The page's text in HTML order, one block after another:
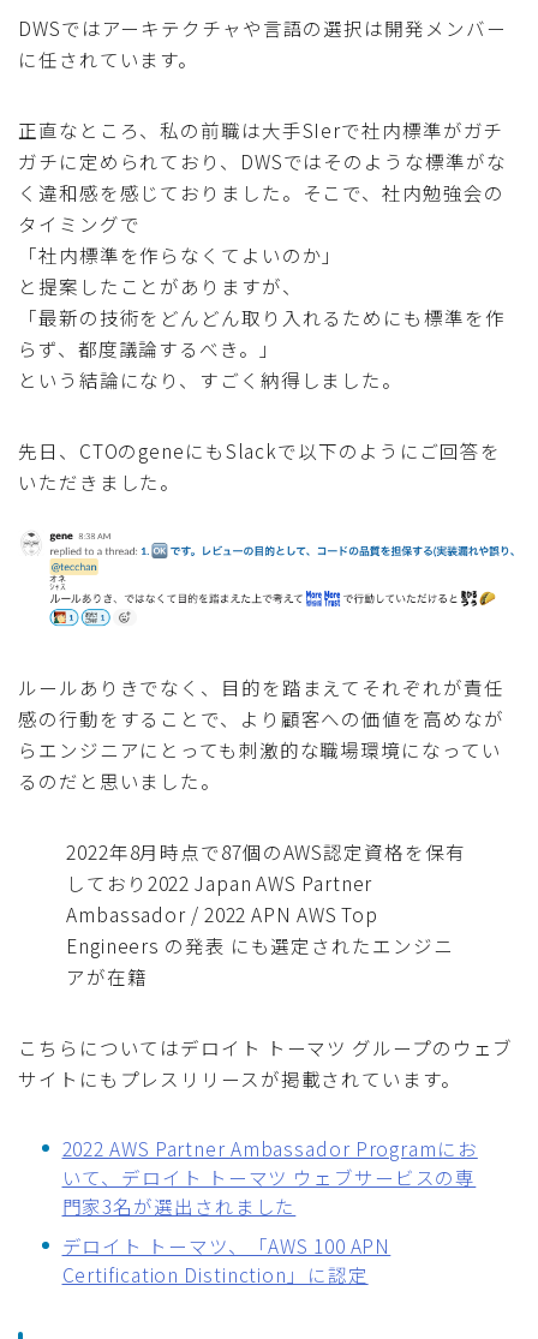
DWSではアーキテクチャや言語の選択は開発メンバー
に任されています。
正直なところ、私の前職は大手SIerで社内標準がガチ
ガチに定められており、DWSではそのような標準がな
く違和感を感じておりました。そこで、社内勉強会の
タイミングで
「社内標準を作らなくてよいのか」
と提案したことがありますが、
「最新の技術をどんどん取り入れるためにも標準を作
らず、都度議論するべき。」
という結論になり、すごく納得しました。
先日、CTOのgeneにもSlackで以下のようにご回答を
いただきました。
ルールありきでなく、目的を踏まえてそれぞれが責任
感の行動をすることで、より顧客への価値を高めなが
らエンジニアにとっても刺激的な職場環境になってい
るのだと思いました。
2022年8月時点で87個のAWS認定資格を保有
しており2022 Japan AWS Partner
Ambassador / 2022 APN AWS Top
Engineers の発表 にも選定されたエンジニ
アが在籍
こちらについてはデロイト トーマツ グループのウェブ
サイトにもプレスリリースが掲載されています。
2022 AWS Partner Ambassador Programにお
いて、デロイト トーマツ ウェブサービスの専
門家3名が選出されました
デロイト トーマツ、「AWS 100 APN
Certification Distinction」に認定